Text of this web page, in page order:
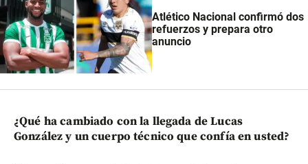
Atlético Nacional confirmó dos
refuerzos y prepara otro
anuncio
¿Qué ha cambiado con la llegada de Lucas
González y un cuerpo técnico que confía en usted?